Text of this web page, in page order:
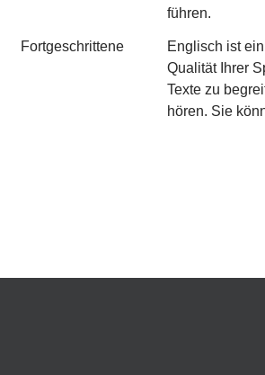
führen.
Fortgeschrittene
Englisch ist
Qualität Ihrer
Texte zu
hören. Sie